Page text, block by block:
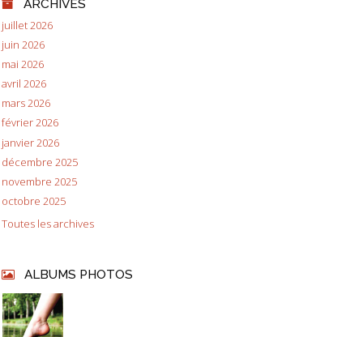
ARCHIVES
juillet 2026
juin 2026
mai 2026
avril 2026
mars 2026
février 2026
janvier 2026
décembre 2025
novembre 2025
octobre 2025
Toutes les archives
ALBUMS PHOTOS